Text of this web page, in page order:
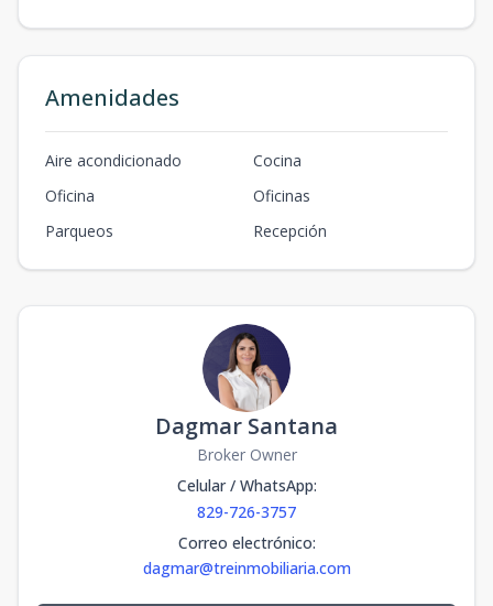
Amenidades
Aire acondicionado
Cocina
Oficina
Oficinas
Parqueos
Recepción
Dagmar Santana
Broker Owner
Celular / WhatsApp:
829-726-3757
Correo electrónico:
dagmar@treinmobiliaria.com